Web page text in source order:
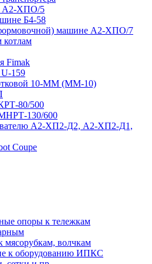
А2-ХПО/5
Б4-58
машине А2-ХПО/7
котлам
Fimak
159
10-ММ (ММ-10)
80/500
МНРТ-130/600
А2-ХП2-Д2, А2-ХП2-Д1,
Coupe
опоры к тележкам
мясорубкам, волчкам
к оборудованию ИПКС